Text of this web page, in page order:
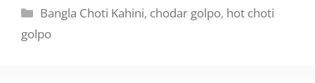
Categories
Bangla Choti Kahini, chodar golpo, hot choti
golpo